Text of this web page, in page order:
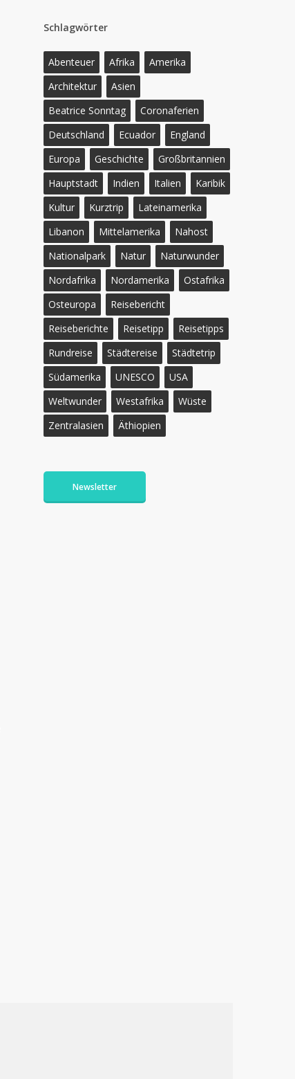
Schlagwörter
Abenteuer Afrika
Amerika
Architektur
Asien
Beatrice Sonntag
Coronaferien
Deutschland
Ecuador
England
Europa
Geschichte
Großbritannien
Hauptstadt
Indien Italien
Karibik
Kultur
Kurztrip
Lateinamerika
Libanon
Mittelamerika
Nahost
Nationalpark
Natur
Naturwunder
Nordafrika
Nordamerika
Ostafrika
Osteuropa
Reisebericht
Reiseberichte
Reisetipp
Reisetipps
Rundreise
Städtereise
Städtetrip
Südamerika
UNESCO
USA
Weltwunder
Westafrika
Wüste
Zentralasien
Äthiopien
Newsletter